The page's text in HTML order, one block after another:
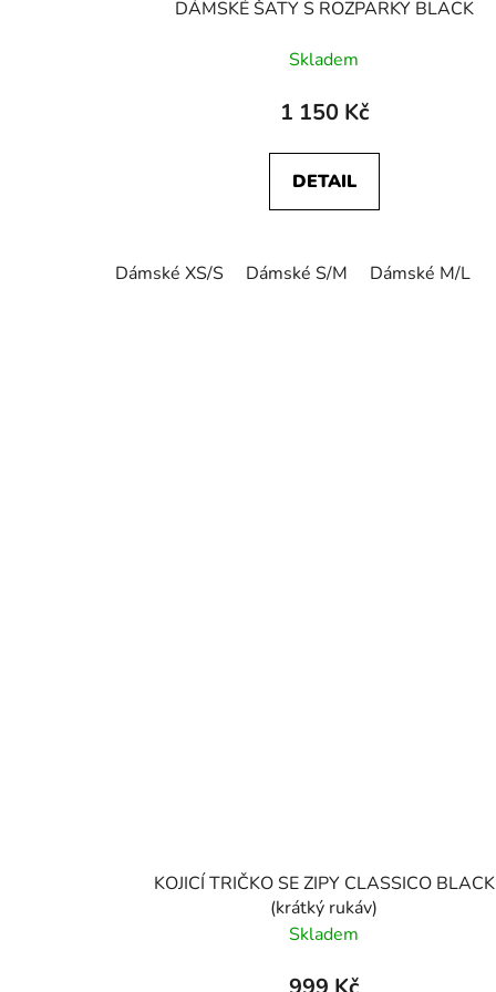
DÁMSKÉ ŠATY S ROZPARKY BLACK
Skladem
1 150 Kč
DETAIL
Dámské XS/S Dámské S/M Dámské M/L
KOJICÍ TRIČKO SE ZIPY CLASSICO BLACK
(krátký rukáv)
Skladem